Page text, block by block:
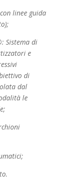
linee guida
Sistema di
e
di
dal
le